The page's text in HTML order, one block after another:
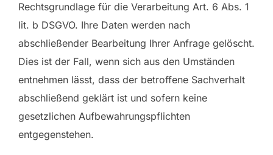
Rechtsgrundlage für die Verarbeitung Art. 6 Abs. 1
lit. b DSGVO. Ihre Daten werden nach
abschließender Bearbeitung Ihrer Anfrage gelöscht.
Dies ist der Fall, wenn sich aus den Umständen
entnehmen lässt, dass der betroffene Sachverhalt
abschließend geklärt ist und sofern keine
gesetzlichen Aufbewahrungspflichten
entgegenstehen.